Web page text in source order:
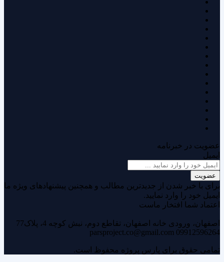
عضویت در خبرنامه
ایمیل
عضویت
برای با خبر شدن از جدیدترین مطالب و همچنین پیشنهادهای ویژه ما
ایمیل خود را وارد نمایید.
اعتماد شما افتخار ماست
اصفهان، ورودی خانه اصفهان، تقاطع دوم، نبش کوچه 4، پلاک77
09912596264
parsproject.co@gmail.com
تمامی حقوق برای پارس پروژه محفوظ است.